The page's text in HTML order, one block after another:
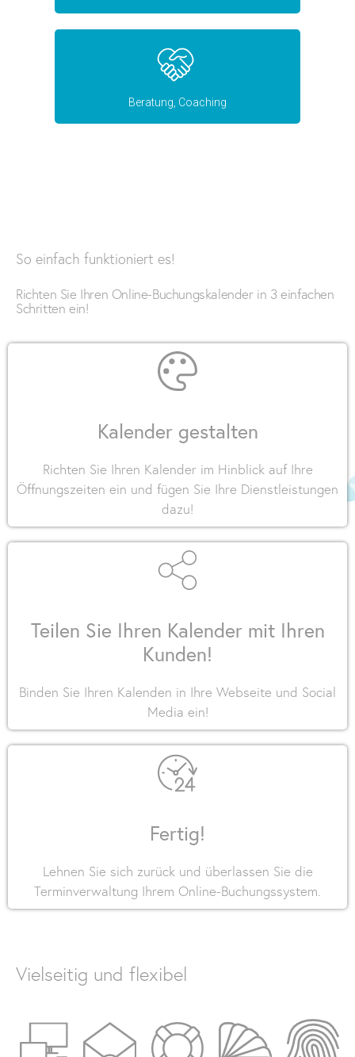
Beratung, Coaching
So einfach funktioniert es!
Richten Sie Ihren Online-Buchungskalender in 3 einfachen
Schritten ein!
Kalender gestalten
Richten Sie Ihren Kalender im Hinblick auf Ihre
Öffnungszeiten ein und fügen Sie Ihre Dienstleistungen
dazu!
Teilen Sie Ihren Kalender mit Ihren
Kunden!
Binden Sie Ihren Kalenden in Ihre Webseite und Social
Media ein!
Fertig!
Lehnen Sie sich zurück und überlassen Sie die
Terminverwaltung Ihrem Online-Buchungssystem.
Vielseitig und flexibel